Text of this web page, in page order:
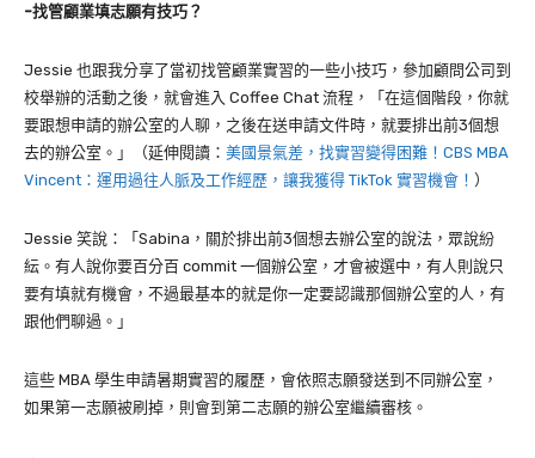
-找管顧業填志願有技巧？
Jessie 也跟我分享了當初找管顧業實習的一些小技巧，參加顧問公司到
校舉辦的活動之後，就會進入 Coffee Chat 流程，「在這個階段，你就
要跟想申請的辦公室的人聊，之後在送申請文件時，就要排出前3個想
去的辦公室。」（延伸閱讀： 美國景氣差，找實習變得困難！CBS MBA
Vincent：運用過往人脈及工作經歷，讓我獲得 TikTok 實習機會！ ）
Jessie 笑說：「Sabina，關於排出前3個想去辦公室的說法，眾說紛
紜。有人說你要百分百 commit 一個辦公室，才會被選中，有人則說只
要有填就有機會，不過最基本的就是你一定要認識那個辦公室的人，有
跟他們聊過。」
這些 MBA 學生申請暑期實習的履歷，會依照志願發送到不同辦公室，
如果第一志願被刷掉，則會到第二志願的辦公室繼續審核。